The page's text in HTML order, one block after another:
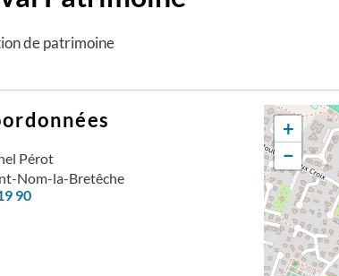
de patrimoine
Pérot
Nom-la-Bretêche
90
+
−